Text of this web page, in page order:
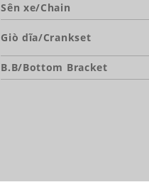
Sên xe/Chain
Giò dĩa/Crankset
B.B/Bottom Bracket